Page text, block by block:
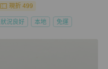
現折 499
狀況良好 本地 免運